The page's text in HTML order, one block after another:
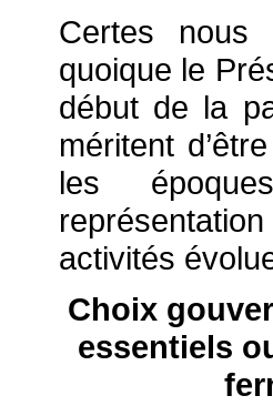
Certes
quoique le
début de la
méritent
les
activités
Choix
essentiels